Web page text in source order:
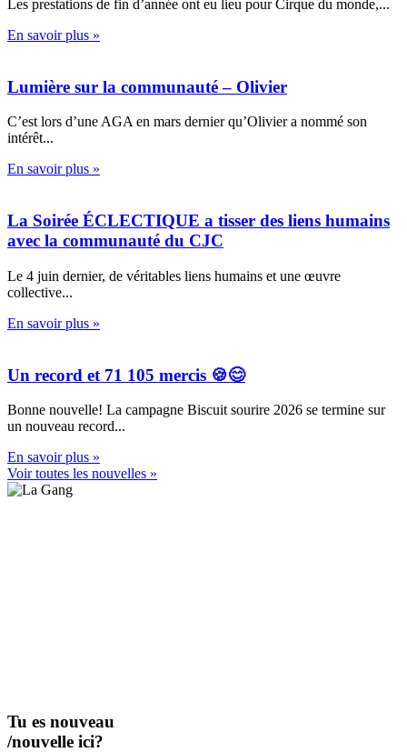
Les prestations de fin d’année ont eu lieu pour Cirque du monde,...
En savoir plus »
Lumière sur la communauté – Olivier
C’est lors d’une AGA en mars dernier qu’Olivier a nommé son
intérêt...
En savoir plus »
La Soirée ÉCLECTIQUE a tisser des liens humains
avec la communauté du CJC
Le 4 juin dernier, de véritables liens humains et une œuvre
collective...
En savoir plus »
Un record et 71 105 mercis 🍪😊
Bonne nouvelle! La campagne Biscuit sourire 2026 se termine sur
un nouveau record...
En savoir plus »
Voir toutes les nouvelles »
Tu es nouveau
/nouvelle ici?